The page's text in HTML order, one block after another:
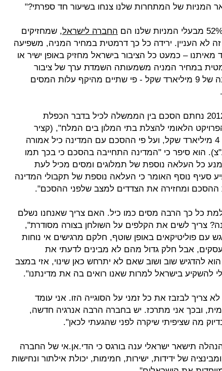
המניות של המתחרות שלנו צנחו בשיעור חד ספרתי?"
החברה לישראל, שמחזיקים
לא העניין. ירידה כל כך דרמטית במחיר המניה, משפיעה
– כמעט כל הציבור בישראל מחזיק באופן ישיר או
במחיר המניה משמעותה השמדת ערך של ציבור
המשקיעים הישראלי בגובה של 9 מיליארד שקל - פי שתיים מהיקף עלות המסים
בורגס עוד אמר כי "ביוני 2012 נחתם הסכם בין הממשלה לכיל בדבר הכפלת
הפרויקט הלאומי להצלת בתי המלון בים המלח", (קציר
המלח שעלותו מוערכת ב 4 מיליארד שקל, ועל פי ההסכם עם המדינה כיל אמורה
מעלותו, ע"צ). הוא סיפר כי "המדינה התחייבה בהסכם כי בכך תמו
כל העלאה נוספת של תמלוגים ומסים מכיל לעת
סעיף נוסף האומר כי העלאה נוספת של תקבולי המדינה
ומחזירה את הצדדים למצב שלפני ההסכם".
כל כך הרבה מסים כמו כיל. האם צריך שאנחנו נשלם
צריך לשים את הקלפים על השולחן בצורה מסודרת",
עם פוליטיקאים באופן שוטף, חלקם מרגישים אי נוחות
אבל חלק גדול מהם לא מבינים לדעתי את
להדגיש שוב ושוב שאם לא יתרחש כאן שינוי, אזי במצב
להשקיע בישראל למרות שאנו רואים בה את מדינתנו".
צריך לבזבז את כל זמני על הסוגייה הזו. אני עומד
ובכך אני מתרכז. יש בחברה הרבה אנרגיה חדשה,
מה שציפיתי שיקרה לפני שהגעתי לכאן".
תישאר ישראלי ענה בורגס כי הדי.אן.אי של החברה
של ידידות, ישירות, חמימות, יכולת אילתור ונחישות